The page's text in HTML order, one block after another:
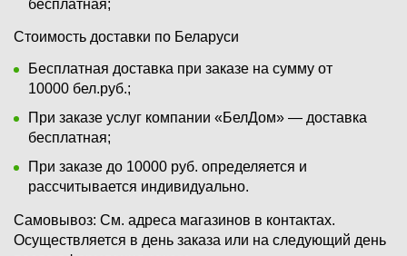
бесплатная;
Стоимость доставки по Беларуси
Бесплатная доставка при заказе на сумму от
10000 бел.руб.;
При заказе услуг компании «БелДом» — доставка
бесплатная;
При заказе до 10000 руб. определяется и
рассчитывается индивидуально.
Самовывоз: См. адреса магазинов в контактах.
Осуществляется в день заказа или на следующий день